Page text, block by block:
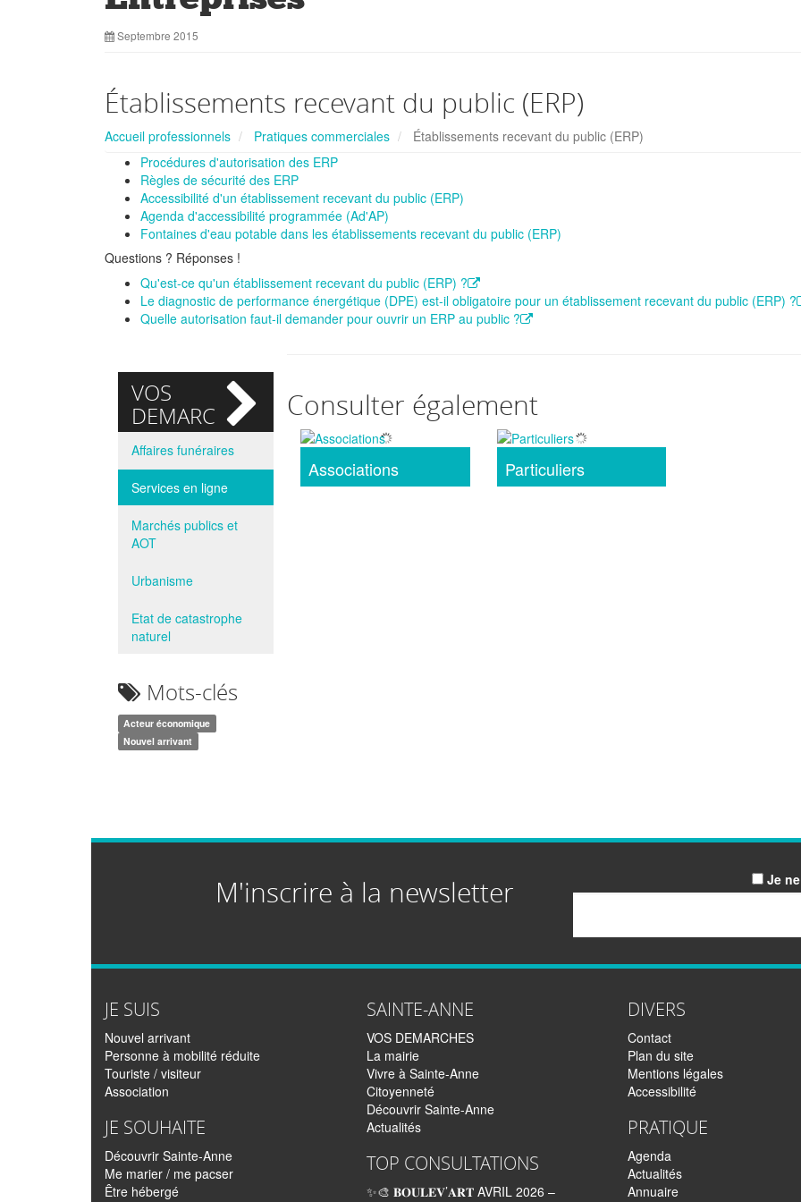
Septembre 2015
Établissements recevant du public (ERP)
Accueil professionnels Pratiques commerciales
Établissements recevant du public (ERP)
Procédures d'autorisation des ERP
Règles de sécurité des ERP
Accessibilité d'un établissement recevant du public (ERP)
Agenda d'accessibilité programmée (Ad'AP)
Fontaines d'eau potable dans les établissements recevant du public (ERP)
Questions ? Réponses !
Qu'est-ce qu'un établissement recevant du public (ERP) ?
Le diagnostic de performance énergétique (DPE) est-il obligatoire pour un établissement recevant du public (ERP) ?
Quelle autorisation faut-il demander pour ouvrir un ERP au public ?
VOS
DEMARCHES
Affaires funéraires
Services en ligne
Marchés publics et
AOT
Urbanisme
Etat de catastrophe
naturel
Mots-clés
Acteur économique
Nouvel arrivant
Consulter également
Associations Particuliers
M'inscrire à la newsletter
Je
JE SUIS
Nouvel arrivant
Personne à mobilité réduite
Touriste / visiteur
Association
JE SOUHAITE
Découvrir Sainte-Anne
Me marier / me pacser
Être hébergé
SAINTE-ANNE
VOS DEMARCHES
La mairie
Vivre à Sainte-Anne
Citoyenneté
Découvrir Sainte-Anne
Actualités
TOP CONSULTATIONS
✨🎨 𝐁𝐎𝐔𝐋𝐄𝐕’𝐀𝐑𝐓 AVRIL 2026 –
DIVERS
Contact
Plan du site
Mentions légales
Accessibilité
PRATIQUE
Agenda
Actualités
Annuaire